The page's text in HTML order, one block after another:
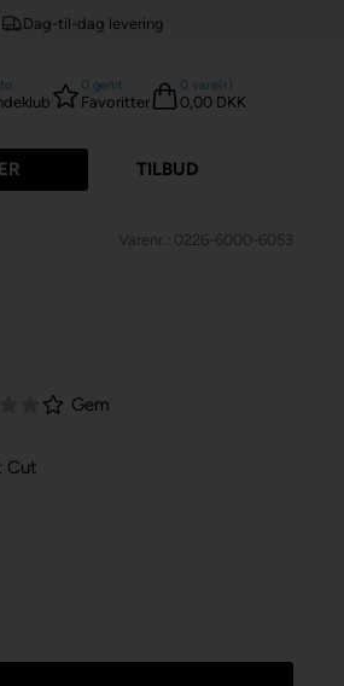
Dag-til-dag levering
0 gemt
Favoritter
0 vare(r)
0,00 DKK
TILBUD
Varenr.: 0226-6000-6053
Gem
Cut